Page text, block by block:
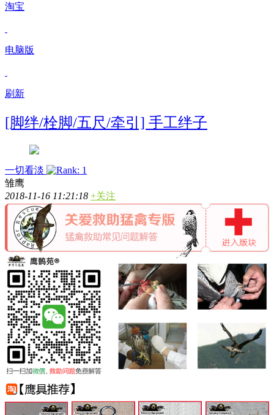
淘宝
电脑版
刷新
[脚绊/栓脚/五尺/牵引] 手工绊子
一切看淡
雏鹰
2018-11-16 11:21:18 +关注